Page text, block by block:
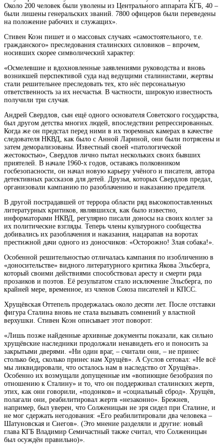
Около 200 человек были уволены из Центрального аппарата КГБ, 40 –
были лишены генеральских званий. 7800 офицеров были переведены
на положение рабочих и служащих».
Стивен Коэн пишет и о массовых случаях «самостоятельного, т.е.
гражданского» преследования сталинских силовиков – впрочем,
носивших скорее символический характер:
«Осмелевшие и вдохновленные заявлениями руководства и вновь
возникшей перспективой суда над ведущими сталинистами, жертвы
стали решительнее преследовать тех, кто нёс персональную
ответственность за их несчастья. В частности, широкую известность
получили три случая.
Андрей Свердлов, сын ещё одного основателя Советского государства,
был другом детства многих людей, впоследствии репрессированных.
Когда же он предстал перед ними в их тюремных камерах в качестве
следователя НКВД, как было с Анной Лариной, они были потрясены и
затем деморализованы. Известный своей «патологической
жестокостью», Свердлов лично пытал нескольких своих бывших
приятелей. В начале 1960-х годов, оставаясь полковником
госбезопасности, он начал новую карьеру учёного и писателя, автора
детективных рассказов для детей. Друзья, которых Свердлов предал,
организовали кампанию по разоблачению и наказанию предателя.
В другой пострадавшей от террора области ряд высокопоставленных
литературных критиков, являвшихся, как было известно,
информаторами НКВД, регулярно писали доносы на своих коллег за
их политические взгляды. Теперь члены культурного сообщества
добивались их разоблачения и наказания, нацарапав на воротах
престижной дачи одного из доносчиков: «Осторожно! Злая собака!».
Особенной решительностью отличалась кампания по изобличению в
«доносительстве» видного литературного критика Якова Эльсберга,
который своими действиями способствовал аресту и смерти ряда
прозаиков и поэтов. Её результатом стало исключение Эльсберга, по
крайней мере, временное, из членов Союза писателей и КПСС.
Хрущёвская Оттепель продержалась около десяти лет. После отставки
фигура Сталина вновь не стала вызывать сомнений у властной
верхушки. Стивен Коэн описывает этот поворот:
«Лишь позже найденные архивные документы показали, как сильно
хрущёвские наследники продолжали ненавидеть его и поносить за
закрытыми дверями. «Ни один враг, – считали они, – не принес
столько бед, сколько принес нам Хрущёв». А Суслов сетовал: «Не всё
мы ликвидировали, что осталось нам в наследство от Хрущёва».
Особенно их возмущали допущенные им «вопиющие безобразия по
отношению к Сталину» и то, что он поддерживал сталинских жертв,
этих, как они говорили, «подонков» и «социальный сброд». Хрущёв,
полагали они, реабилитировал жертв «незаконно». Брежнев,
например, был уверен, что Солженицын не зря сидел при Сталине, и
не мог сдержать негодования: «Его реабилитировали два человека –
Шатуновская и Снегов». (Это мнение разделяли и другие: новый
глава КГБ Владимир Семичастный также считал, что Солженицын
был осуждён правильно)».